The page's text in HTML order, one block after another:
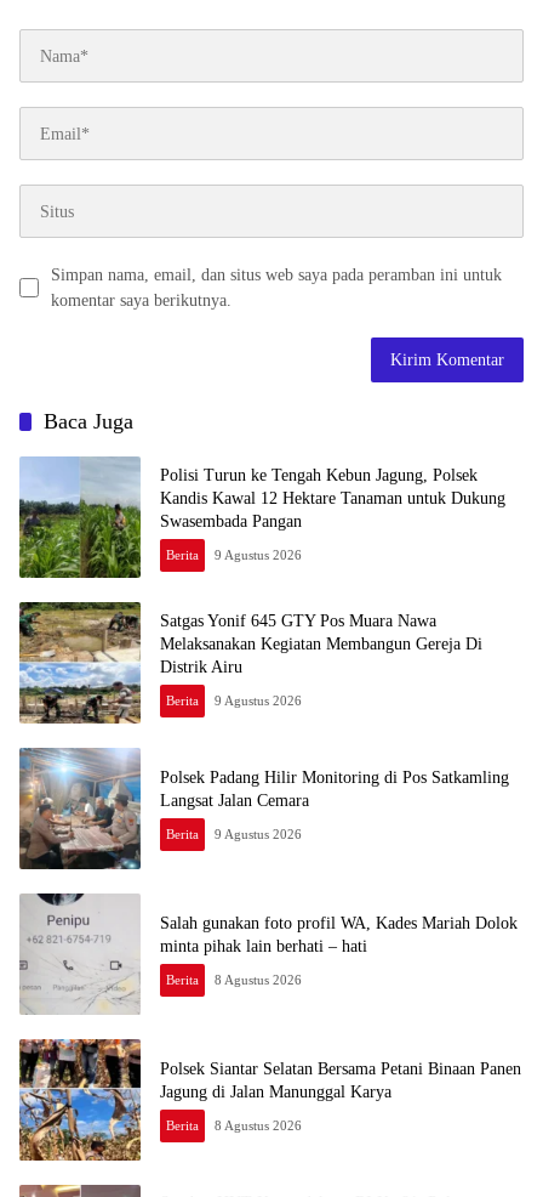
Simpan nama, email, dan situs web saya pada peramban ini untuk
komentar saya berikutnya.
Baca Juga
Polisi Turun ke Tengah Kebun Jagung, Polsek
Kandis Kawal 12 Hektare Tanaman untuk Dukung
Swasembada Pangan
Berita 9 Agustus 2026
Satgas Yonif 645 GTY Pos Muara Nawa
Melaksanakan Kegiatan Membangun Gereja Di
Distrik Airu
Berita 9 Agustus 2026
Polsek Padang Hilir Monitoring di Pos Satkamling
Langsat Jalan Cemara
Berita 9 Agustus 2026
Salah gunakan foto profil WA, Kades Mariah Dolok
minta pihak lain berhati – hati
Berita 8 Agustus 2026
Polsek Siantar Selatan Bersama Petani Binaan Panen
Jagung di Jalan Manunggal Karya
Berita 8 Agustus 2026